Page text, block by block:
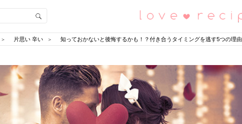
片思い 辛い 知っておかないと後悔するかも！？付き合うタイミングを逃す5つの理由